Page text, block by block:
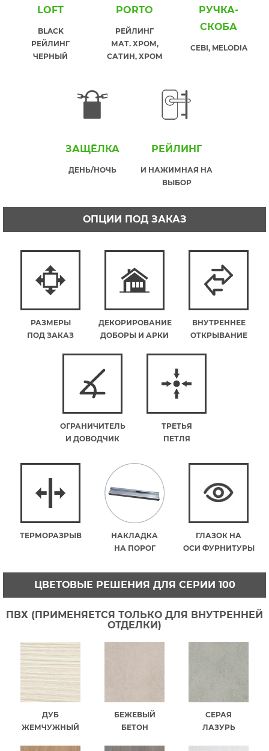
LOFT
BLACK
РЕЙЛИНГ
ЧЕРНЫЙ
PORTO
РЕЙЛИНГ
МАТ. ХРОМ,
САТИН, ХРОМ
РУЧКА-
СКОБА
CEBI, MELODIA
ЗАЩЁЛКА
ДЕНЬ/НОЧЬ
РЕЙЛИНГ
И НАЖИМНАЯ НА
ВЫБОР
ОПЦИИ ПОД ЗАКАЗ
РАЗМЕРЫ
ПОД ЗАКАЗ
ДЕКОРИРОВАНИЕ
ДОБОРЫ И АРКИ
ВНУТРЕННЕЕ
ОТКРЫВАНИЕ
ОГРАНИЧИТЕЛЬ
И ДОВОДЧИК
ТРЕТЬЯ
ПЕТЛЯ
ТЕРМОРАЗРЫВ
НАКЛАДКА
НА ПОРОГ
ГЛАЗОК НА
ОСИ ФУРНИТУРЫ
ЦВЕТОВЫЕ РЕШЕНИЯ ДЛЯ СЕРИИ 100
ПВХ (ПРИМЕНЯЕТСЯ ТОЛЬКО ДЛЯ ВНУТРЕННЕЙ
ОТДЕЛКИ)
ДУБ
ЖЕМЧУЖНЫЙ
БЕЖЕВЫЙ
БЕТОН
СЕРАЯ
ЛАЗУРЬ